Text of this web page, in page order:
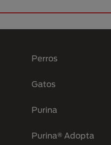
Perros
Gatos
Purina
Purina® Adopta